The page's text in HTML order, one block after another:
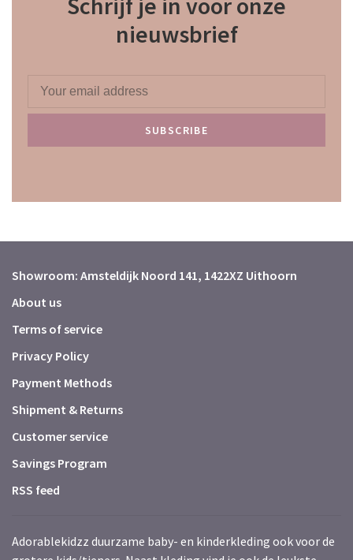
nieuwsbrief
SUBSCRIBE
Showroom: Amsteldijk Noord 141, 1422XZ Uithoorn
About us
Terms of service
Privacy Policy
Payment Methods
Shipment & Returns
Customer service
Savings Program
RSS feed
Adorablekidzz duurzame baby- en kinderkleding ook voor de